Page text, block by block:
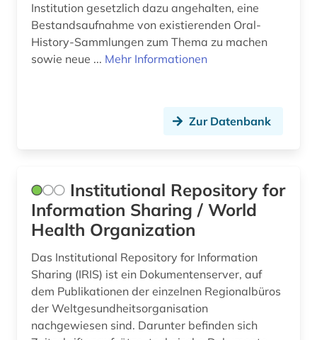
Institution gesetzlich dazu angehalten, eine
Bestandsaufnahme von existierenden Oral-
History-Sammlungen zum Thema zu machen
sowie neue ... Mehr Informationen
Zur Datenbank
Institutional Repository for
Information Sharing / World
Health Organization
Das Institutional Repository for Information
Sharing (IRIS) ist ein Dokumentenserver, auf
dem Publikationen der einzelnen Regionalbüros
der Weltgesundheitsorganisation
nachgewiesen sind. Darunter befinden sich